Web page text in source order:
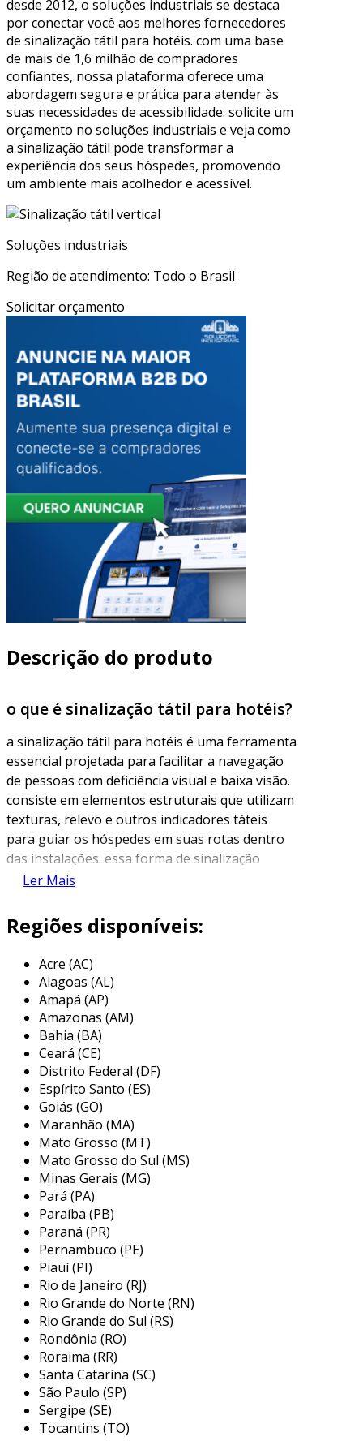
desde 2012, o soluções industriais se destaca
por conectar você aos melhores fornecedores
de sinalização tátil para hotéis. com uma base
de mais de 1,6 milhão de compradores
confiantes, nossa plataforma oferece uma
abordagem segura e prática para atender às
suas necessidades de acessibilidade. solicite um
orçamento no soluções industriais e veja como
a sinalização tátil pode transformar a
experiência dos seus hóspedes, promovendo
um ambiente mais acolhedor e acessível.
Soluções industriais
Região de atendimento: Todo o Brasil
Solicitar orçamento
Descrição do produto
o que é sinalização tátil para hotéis?
a sinalização tátil para hotéis é uma ferramenta
essencial projetada para facilitar a navegação
de pessoas com deficiência visual e baixa visão.
consiste em elementos estruturais que utilizam
texturas, relevo e outros indicadores táteis
para guiar os hóspedes em suas rotas dentro
das instalações. essa forma de sinalização
promove a inclusão e a acessibilidade,
oportunidade de desfrutar das experiências
oferecidas pelo hotel.
esse tipo de sinalização é regulamentado por
legislações que visam garantir o direito de
locomoção e autonomia para pessoas com
deficiência. os ícones e informações impressas
em braille, quando bem posicionados ao longo
das áreas comuns e quartos, tornam a
experiência do hóspede mais fácil e segura,
transformando o ambiente em um espaço mais
acolhedor e adaptado às necessidades de todos
os visitantes.
principais características da
sinalização tátil para hotéis
a sinalização tátil deve atender a certos
critérios para ser eficaz e útil. É importante que
a sinalização seja criada levando em
consideração a clareza das informações, a
ergonomia dos ícones e a adequada disposição
dos elementos no espaço. entre as principais
características, destacam-se:
texturização:superfícies texturizadas
que podem ser sentidas ao toque são
fundamentais para orientar os hóspedes.
o uso de diferentes texturas ajuda na
Ler Mais
Regiões disponíveis:
Acre (AC)
Alagoas (AL)
Amapá (AP)
Amazonas (AM)
Bahia (BA)
Ceará (CE)
Distrito Federal (DF)
Espírito Santo (ES)
Goiás (GO)
Maranhão (MA)
Mato Grosso (MT)
Mato Grosso do Sul (MS)
Minas Gerais (MG)
Pará (PA)
Paraíba (PB)
Paraná (PR)
Pernambuco (PE)
Piauí (PI)
Rio de Janeiro (RJ)
Rio Grande do Norte (RN)
Rio Grande do Sul (RS)
Rondônia (RO)
Roraima (RR)
Santa Catarina (SC)
São Paulo (SP)
Sergipe (SE)
Tocantins (TO)